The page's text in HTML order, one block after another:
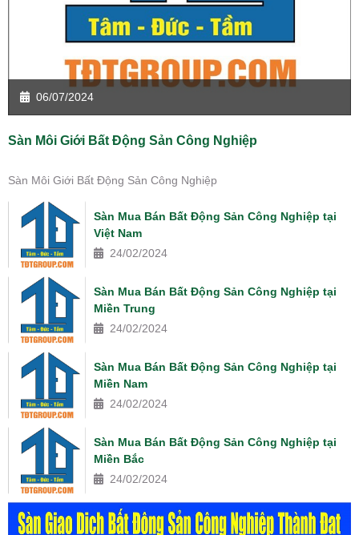
06/07/2024
Sàn Môi Giới Bất Động Sản Công Nghiệp
Sàn Môi Giới Bất Động Sản Công Nghiệp
Sàn Mua Bán Bất Động Sản Công Nghiệp tại
Việt Nam
24/02/2024
Sàn Mua Bán Bất Động Sản Công Nghiệp tại
Miền Trung
24/02/2024
Sàn Mua Bán Bất Động Sản Công Nghiệp tại
Miền Nam
24/02/2024
Sàn Mua Bán Bất Động Sản Công Nghiệp tại
Miền Bắc
24/02/2024